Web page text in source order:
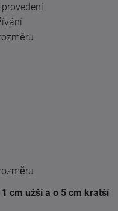
cm užší a o 5 cm kratší